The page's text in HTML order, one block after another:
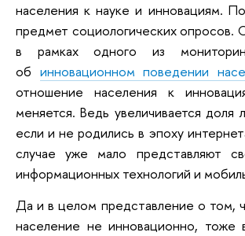
населения к науке и инновациям.
предмет социологических опросов.
в рамках одного из
об инновационном поведении
отношение населения к
меняется. Ведь увеличивается доля
если и не родились в эпоху
случае уже мало представляют
информационных технологий и
Да и в целом представление о том,
население не инновационно, тоже